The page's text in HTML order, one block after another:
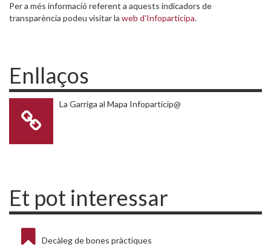
Per a més informació referent a aquests indicadors de
transparència podeu visitar la web d'Infoparticipa.
Enllaços
La Garriga al Mapa Infoparticip@
Et pot interessar
Decàleg de bones pràctiques